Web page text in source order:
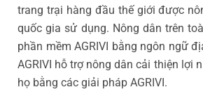
trang trại hàng đầu thế giới được
quốc gia sử dụng. Nông dân trên
phần mềm AGRIVI bằng ngôn ngữ
AGRIVI hỗ trợ nông dân cải thiện lợi
họ bằng các giải pháp AGRIVI.